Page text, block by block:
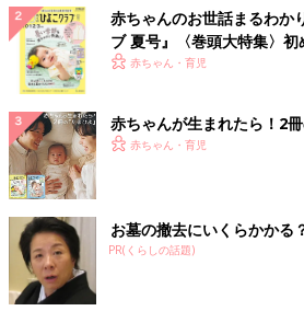
赤ちゃんのお世話まるわか
ブ 夏号』〈巻頭大特集〉
く！ おっぱい・ミルクの基
赤ちゃん・育児
赤ちゃんが生まれたら！2冊
赤ちゃん・育児
お墓の撤去にいくらかかる
PR(くらしの話題)